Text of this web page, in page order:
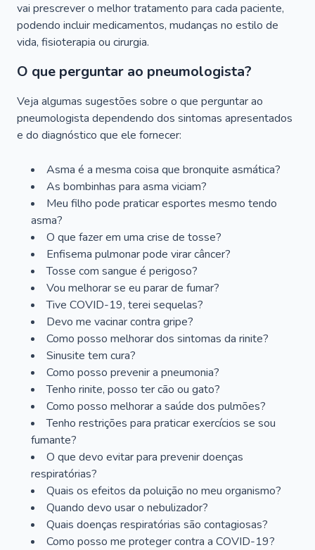
vai prescrever o melhor tratamento para cada paciente,
podendo incluir medicamentos, mudanças no estilo de
vida, fisioterapia ou cirurgia.
O que perguntar ao pneumologista?
Veja algumas sugestões sobre o que perguntar ao
pneumologista dependendo dos sintomas apresentados
e do diagnóstico que ele fornecer:
Asma é a mesma coisa que bronquite asmática?
As bombinhas para asma viciam?
Meu filho pode praticar esportes mesmo tendo
asma?
O que fazer em uma crise de tosse?
Enfisema pulmonar pode virar câncer?
Tosse com sangue é perigoso?
Vou melhorar se eu parar de fumar?
Tive COVID-19, terei sequelas?
Devo me vacinar contra gripe?
Como posso melhorar dos sintomas da rinite?
Sinusite tem cura?
Como posso prevenir a pneumonia?
Tenho rinite, posso ter cão ou gato?
Como posso melhorar a saúde dos pulmões?
Tenho restrições para praticar exercícios se sou
fumante?
O que devo evitar para prevenir doenças
respiratórias?
Quais os efeitos da poluição no meu organismo?
Quando devo usar o nebulizador?
Quais doenças respiratórias são contagiosas?
Como posso me proteger contra a COVID-19?